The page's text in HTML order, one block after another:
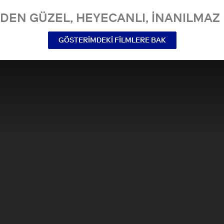
GÜZEL, HEYECANLI, INANILMAZ
GÖSTERIMDEKI FILMLERE BAK